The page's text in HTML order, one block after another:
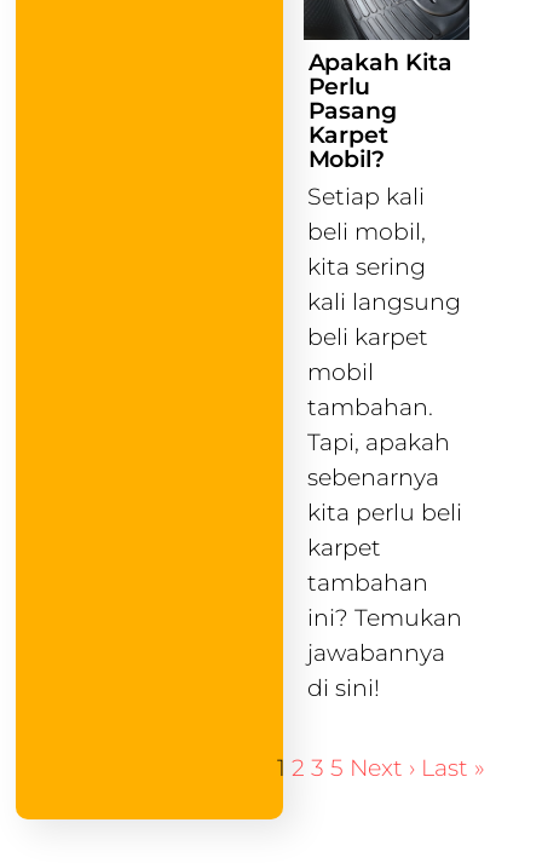
Apakah Kita
Perlu
Pasang
Karpet
Mobil?
Setiap kali
beli mobil,
kita sering
kali langsung
beli karpet
mobil
tambahan.
Tapi, apakah
sebenarnya
kita perlu beli
karpet
tambahan
ini? Temukan
jawabannya
di sini!
1 2 3 5 Next › Last »